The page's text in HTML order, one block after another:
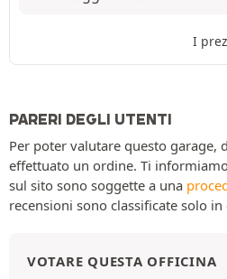
I
PARERI DEGLI UTENTI
Per poter valutare questo garage,
effettuato un ordine. Ti
sul sito sono soggette a una
recensioni sono classificate solo
VOTARE QUESTA OFFICINA